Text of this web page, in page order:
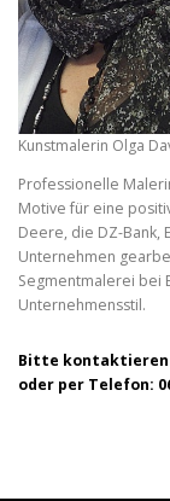
Kunstmalerin Olga
Professionelle
Motive für eine
Deere, die DZ-Bank,
Unternehmen
Segmentmalerei bei
Unternehmensstil.
Bitte kontaktieren
oder per Telefon: